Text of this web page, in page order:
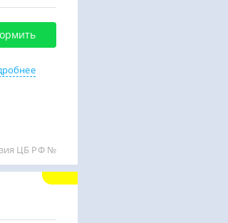
ЦБ РФ №